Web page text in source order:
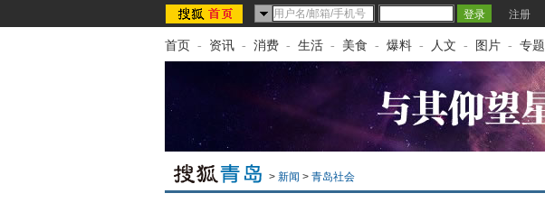
注册
首页 - 资讯 - 消费 - 生活 - 美食 - 爆料 - 人文 - 图片 - 专题
> 新闻 > 青岛社会